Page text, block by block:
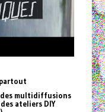
des multidiffusions
ateliers DIY